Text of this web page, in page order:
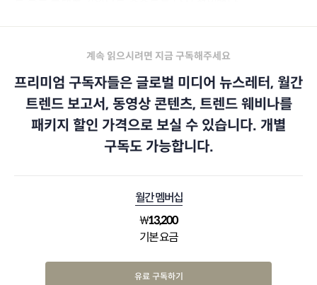
계속 읽으시려면 지금 구독해주세요
프리미엄 구독자들은 글로벌 미디어 뉴스레터, 월간
트렌드 보고서, 동영상 콘텐츠, 트렌드 웨비나를
패키지 할인 가격으로 보실 수 있습니다. 개별
구독도 가능합니다.
월간 멤버십
₩13,200
기본 요금
유료 구독하기